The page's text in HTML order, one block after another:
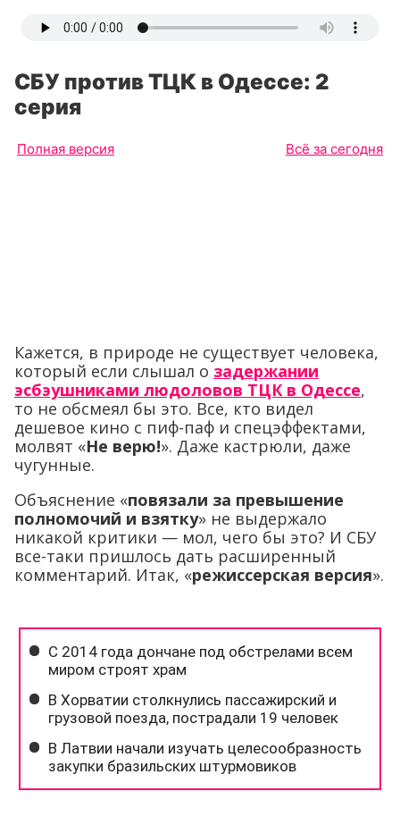
СБУ против ТЦК в Одессе: 2
серия
Полная версия Всё за сегодня
Кажется, в природе не существует человека,
который если слышал о задержании
эсбэушниками людоловов ТЦК в Одессе,
то не обсмеял бы это. Все, кто видел
дешевое кино с пиф-паф и спецэффектами,
молвят «Не верю!». Даже кастрюли, даже
чугунные.
Объяснение «повязали за превышение
полномочий и взятку» не выдержало
никакой критики — мол, чего бы это? И СБУ
все-таки пришлось дать расширенный
комментарий. Итак, «режиссерская версия».